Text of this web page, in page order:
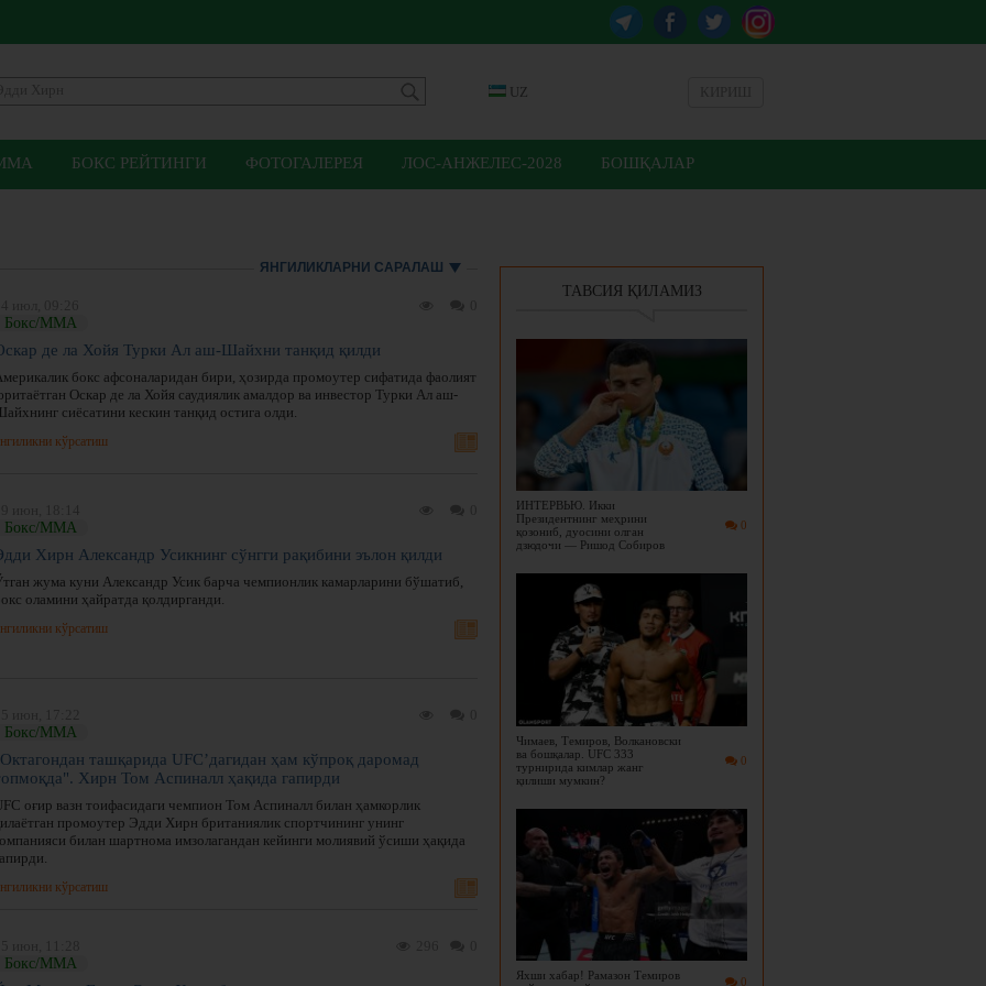
UZ
БОКС РЕЙТИНГИ ФОТОГАЛЕРЕЯ ЛОС-АНЖЕЛЕС-2028 БОШҚАЛАР
ТАВСИЯ ҚИЛАМИЗ
0
ИНТЕРВЬЮ. Икки
Президентнинг меҳрини
қозониб, дуосини олган
дзюдочи — Ришод Собиров
0
Чимаев, Темиров, Волкановски
ва бошқалар. UFC 333
турнирида кимлар жанг
қилиши мумкин?
0
Яхши хабар! Рамазон Темиров
ЯНГИЛИКЛАРНИ САРАЛАШ
Бокс/ММА
де ла Хойя Турки Ал аш-Шайхни танқид қилди
бокс афсоналаридан бири, ҳозирда промоутер сифатида фаолият
Оскар де ла Хойя саудиялик амалдор ва инвестор Турки Ал аш-
сиёсатини кескин танқид остига олди.
кўрсатиш
Бокс/ММА
Хирн Александр Усикнинг сўнгги рақибини эълон қилди
жума куни Александр Усик барча чемпионлик камарларини бўшатиб,
оламини ҳайратда қолдирганди.
кўрсатиш
Бокс/ММА
ташқарида UFC’дагидан ҳам кўпроқ даромад
Хирн Том Аспиналл ҳақида гапирди
оғир вазн тоифасидаги чемпион Том Аспиналл билан ҳамкорлик
промоутер Эдди Хирн британиялик спортчининг унинг
билан шартнома имзолагандан кейинги молиявий ўсиши ҳақида
кўрсатиш
Бокс/ММА